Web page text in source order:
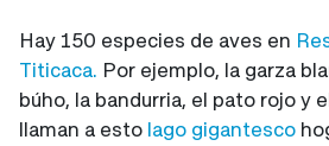
Hay 150 especies de aves en
Titicaca. Por ejemplo, la garza
búho, la bandurria, el pato rojo y
llaman a esto lago gigantesco